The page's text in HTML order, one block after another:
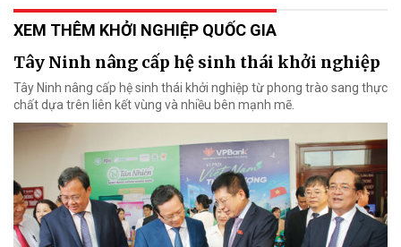
XEM THÊM KHỞI NGHIỆP QUỐC GIA
Tây Ninh nâng cấp hệ sinh thái khởi nghiệp
Tây Ninh nâng cấp hệ sinh thái khởi nghiệp từ phong trào sang thực
chất dựa trên liên kết vùng và nhiều bên mạnh mẽ.